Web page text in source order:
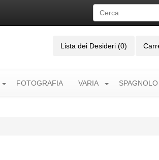
Lista dei Desideri (0)
FOTOGRAFIA VARIA SPAGNOLO